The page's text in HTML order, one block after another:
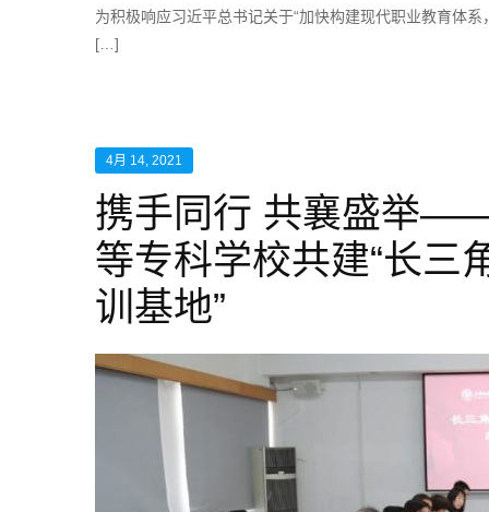
为积极响应习近平总书记关于“加快构建现代职业教育体
[…]
4月 14, 2021
携手同行 共襄盛举
等专科学校共建“长三
训基地”